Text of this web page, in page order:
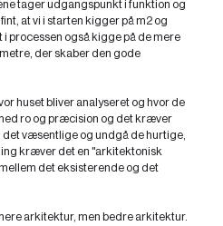
tager udgangspunkt i funktion og
at vi i starten kigger på m2 og
processen også kigge på de mere
der skaber den gode
huset bliver analyseret og hvor de
ro og præcision og det kræver
væsentlige og undgå de hurtige,
kræver det en "arkitektonisk
det eksisterende og det
arkitektur, men bedre arkitektur.